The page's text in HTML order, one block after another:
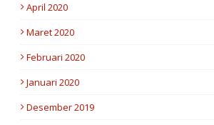
April 2020
Maret 2020
Februari 2020
Januari 2020
Desember 2019